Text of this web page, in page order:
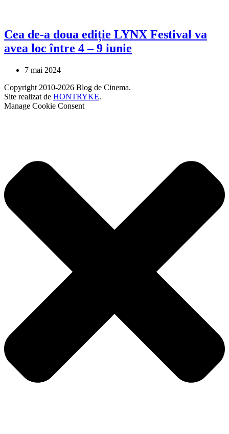
Cea de-a doua ediție LYNX Festival va
avea loc între 4 – 9 iunie
7 mai 2024
Copyright 2010-2026 Blog de Cinema.
Site realizat de HONTRYKE.
Manage Cookie Consent